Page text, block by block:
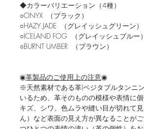
◆カラーバリエーション（4種）
○ONYX （ブラック）
○HAZY JADE （グレイッシュグリーン）
○ICELAND FOG （グレイッシュブルー）
○BURNT UMBER （ブラウン）
◉革製品のご使用上の注意◉
※天然素材である革(ベジタブルタンニ
いるため、革そのものの模様や表情に個
キズ、シワ、色ムラや縫い目が切れて
ん）など表面の見え方が異なることが